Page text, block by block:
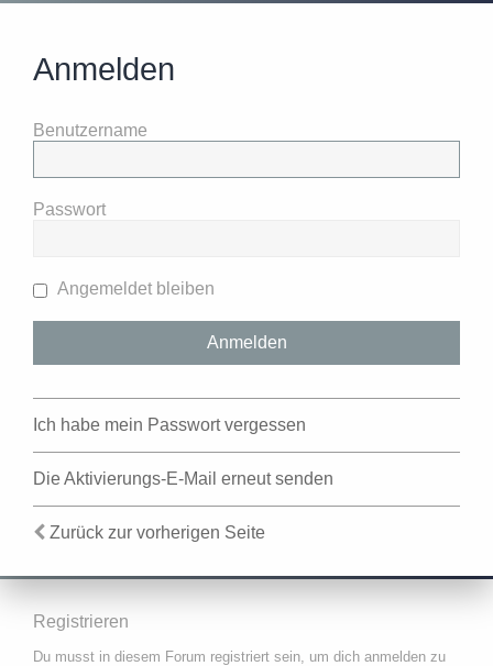
Anmelden
Benutzername
Passwort
Angemeldet bleiben
Ich habe mein Passwort vergessen
Die Aktivierungs-E-Mail erneut senden
Zurück zur vorherigen Seite
Registrieren
Du musst in diesem Forum registriert sein, um dich anmelden zu